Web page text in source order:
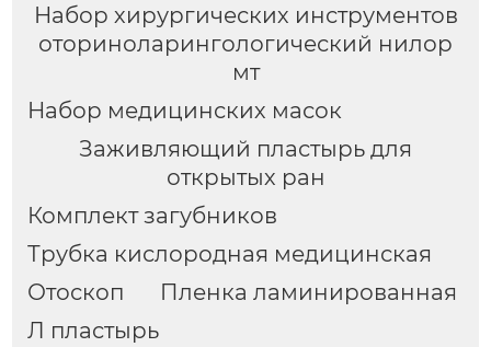
Набор хирургических инструментов
оториноларингологический нилор
мт
Набор медицинских масок
Заживляющий пластырь для
открытых ран
Комплект загубников
Трубка кислородная медицинская
Отоскоп
Пленка ламинированная
Л пластырь